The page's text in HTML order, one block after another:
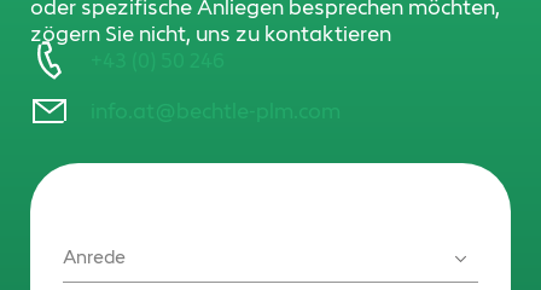
oder spezifische Anliegen besprechen möchten,
zögern Sie nicht, uns zu kontaktieren
Anrede